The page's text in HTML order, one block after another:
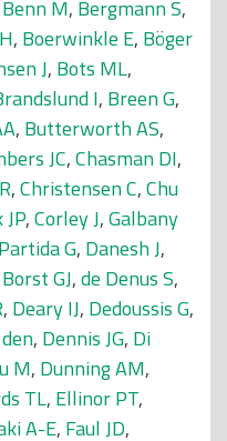
Benn M, Bergmann S,
, Boerwinkle E, Böger
J, Bots ML,
I, Breen G,
, Butterworth AS,
JC,Chasman DI,
,Christensen C,Chu
JP,Corley J,Galbany
G, Danesh J,
GJ,de Denus S,
, Deary IJ, Dedoussis G,
, Dennis JG, Di
M, Dunning AM,
TL, Ellinor PT,
A-E, Faul JD,